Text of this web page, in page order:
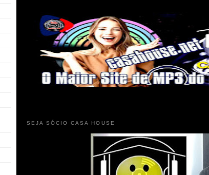
SEJA SÓCIO CASA HOUSE